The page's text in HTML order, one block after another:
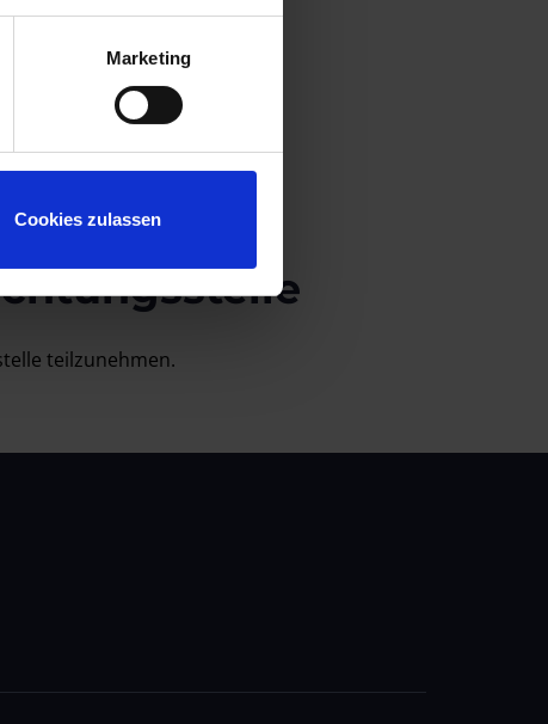
Marketing
Cookies zulassen
consumers/odr/.
teilzunehmen.